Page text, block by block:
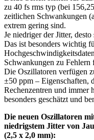
zu 40 fs rms typ (bei
zeitlichen Schwankungen
extrem gering sind.
Je niedriger der Jitter,
Das ist besonders wichtig
Schwankungen zu Fehlern
Die Oszillatoren verfügen
±50 ppm – Eigenschaften,
Rechenzentren und immer
besonders geschätzt und
Die neuen Oszillatoren
niedrigstem Jitter von
(2,5 x 2,0 mm):